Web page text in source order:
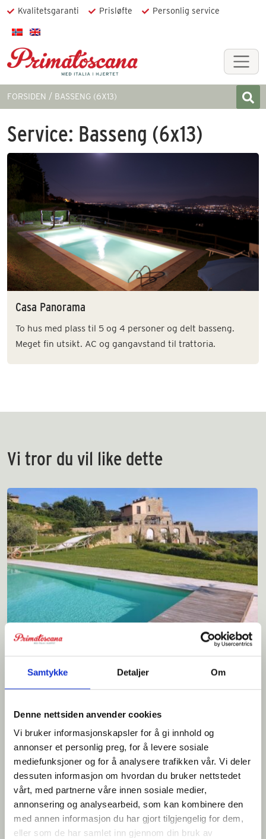
Samtykke Detaljer Om
Denne nettsiden anvender cookies
Vi bruker informasjonskapsler for å gi innhold og
annonser et personlig preg, for å levere sosiale
mediefunksjoner og for å analysere trafikken vår. Vi deler
dessuten informasjon om hvordan du bruker nettstedet
vårt, med partnerne våre innen sosiale medier,
annonsering og analysearbeid, som kan kombinere den
med annen informasjon du har gjort tilgjengelig for dem,
eller som de har samlet inn gjennom din bruk av
Kvalitetsgaranti Prisløfte Personlig service
FORSIDEN BASSENG (6X13)
Service: Basseng (6x13)
Casa Panorama
To hus med plass til 5 og 4 personer og delt basseng.
Meget fin utsikt. AC og gangavstand til trattoria.
Vi tror du vil like dette
Villa Torre
Høy standard. Elegant villa for 12 personer. Stort privat basseng og
Sengeplasser: 12
Priseksempel: € 5.750 - 8.300